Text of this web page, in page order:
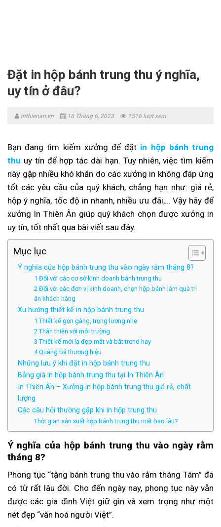
Đặt in hộp bánh trung thu ý nghĩa,
uy tín ở đâu?
inthienan.vn 16 Tháng 6, 2023 1516 lượt xem
Bạn đang tìm kiếm xưởng để đặt in hộp bánh trung
thu uy tín để hợp tác dài hạn. Tuy nhiên, việc tìm kiếm
này gặp nhiều khó khăn do các xưởng in không đáp ứng
tốt các yêu cầu của quý khách, chẳng hạn như: giá rẻ,
hộp ý nghĩa, tốc độ in nhanh, nhiều ưu đãi,… Vậy hãy để
xưởng In Thiên Ân giúp quý khách chọn được xưởng in
uy tín, tốt nhất qua bài viết sau đây.
Mục lục
Ý nghĩa của hộp bánh trung thu vào ngày rằm tháng 8?
1 Đối với các cơ sở kinh doanh bánh trung thu
2 Đối với các đơn vị kinh doanh, chọn hộp bánh làm quà tri
ân khách hàng
Xu hướng thiết kế in hộp bánh trung thu
1 Thiết kế gọn gàng, trọng lượng nhẹ
2 Thân thiện với môi trường
3 Thiết kế mới lạ đẹp mắt và bắt trend hay
4 Quảng bá thương hiệu
Những lưu ý khi đặt in hộp bánh trung thu
Bảng giá in hộp bánh trung thu tại In Thiên Ân
In Thiên Ân – Xưởng in hộp bánh trung thu giá rẻ, chất
lượng
Các câu hỏi thường gặp khi in hộp trung thu
Thời gian sản xuất hộp bánh trung thu mất bao lâu?
Ý nghĩa của hộp bánh trung thu vào ngày rằm
tháng 8?
Phong tục “tặng bánh trung thu vào rằm tháng Tám” đã
có từ rất lâu đời. Cho đến ngày nay, phong tục này vẫn
được các gia đình Việt giữ gìn và xem trọng như một
nét đẹp “văn hoá người Việt”.